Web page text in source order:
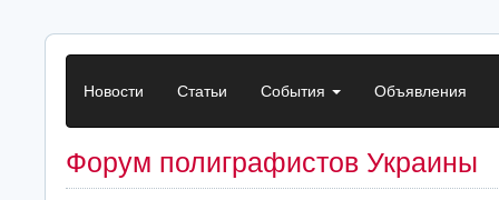
Новости Статьи События Объявления
Форум полиграфистов Украины